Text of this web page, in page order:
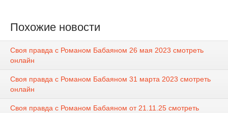
Похожие новости
Своя правда с Романом Бабаяном 26 мая 2023 смотреть
онлайн
Своя правда с Романом Бабаяном 31 марта 2023 смотреть
онлайн
Своя правда с Романом Бабаяном от 21.11.25 смотреть